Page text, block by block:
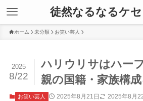
徒然なるなるケ
ホーム 未分類 お笑い芸人
ハリウリサはハー
親の国籍・家族構
2025
8/22
お笑い芸人 2025年8月21日 2025年8月